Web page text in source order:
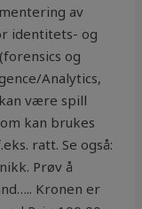
av
identitets- og
og
Analytics,
være spill
kan brukes
ratt. Se også:
Prøv å
Kronen er